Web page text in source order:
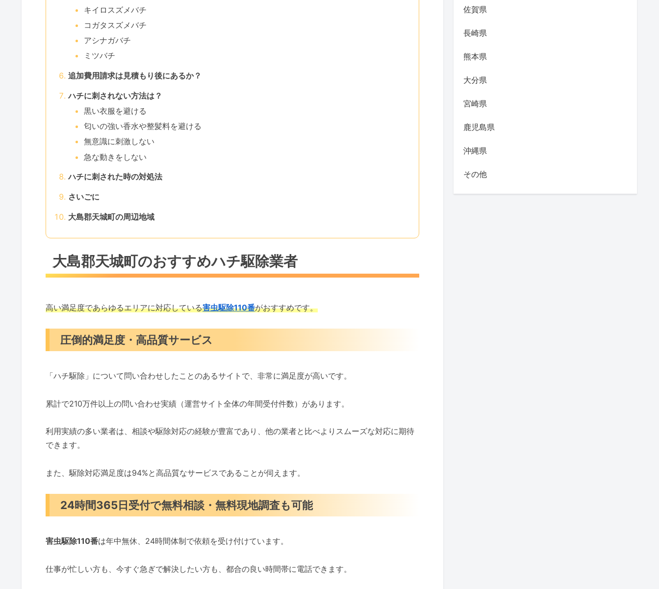
キイロスズメバチ
コガタスズメバチ
アシナガバチ
ミツバチ
追加費用請求は見積もり後にあるか？
ハチに刺されない方法は？
黒い衣服を避ける
匂いの強い香水や整髪料を避ける
無意識に刺激しない
急な動きをしない
ハチに刺された時の対処法
さいごに
大島郡天城町の周辺地域
大島郡天城町のおすすめハチ駆除業者
高い満足度であらゆるエリアに対応している害虫駆除110番がおすすめです。
圧倒的満足度・高品質サービス
「ハチ駆除」について問い合わせしたことのあるサイトで、非常に満足度が高いです。
累計で210万件以上の問い合わせ実績（運営サイト全体の年間受付件数）があります。
利用実績の多い業者は、相談や駆除対応の経験が豊富であり、他の業者と比べよりスムーズな対応に期待
できます。
また、駆除対応満足度は94%と高品質なサービスであることが伺えます。
24時間365日受付で無料相談・無料現地調査も可能
害虫駆除110番は年中無休、24時間体制で依頼を受け付けています。
仕事が忙しい方も、今すぐ急ぎで解決したい方も、都合の良い時間帯に電話できます。
佐賀県
長崎県
熊本県
大分県
宮崎県
鹿児島県
沖縄県
その他